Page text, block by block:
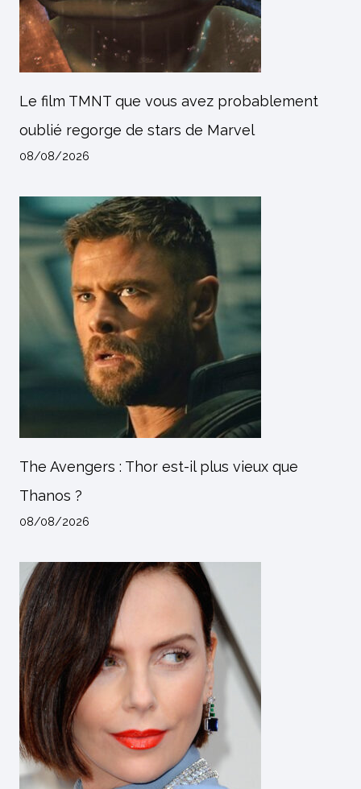
Le film TMNT que vous avez probablement
oublié regorge de stars de Marvel
08/08/2026
The Avengers : Thor est-il plus vieux que
Thanos ?
08/08/2026